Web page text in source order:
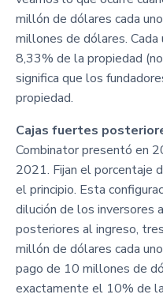
millón de dólares cada
millones de dólares.
8,33% de la propiedad
significa que los
propiedad.
Cajas fuertes
Combinator presentó en
2021. Fijan el porcentaje
el principio. Esta
dilución de los inversores
posteriores al ingreso,
millón de dólares cada
pago de 10 millones de
exactamente el 10% de